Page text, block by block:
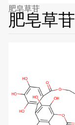
肥皂草苷
肥皂草苷